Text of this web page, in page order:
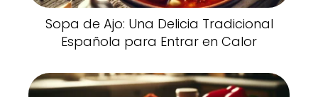
Sopa de Ajo: Una Delicia Tradicional
Española para Entrar en Calor